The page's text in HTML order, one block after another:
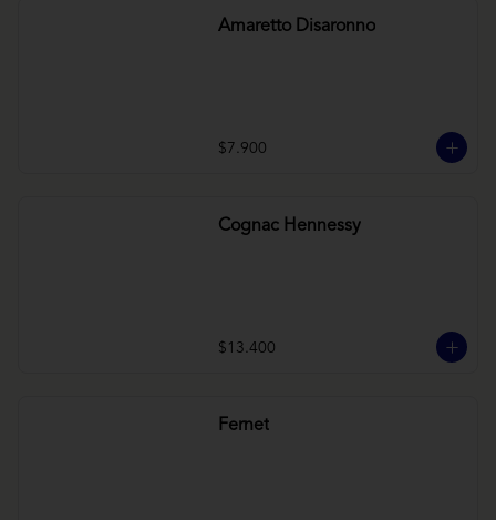
Amaretto Disaronno
$7.900
Cognac Hennessy
$13.400
Fernet